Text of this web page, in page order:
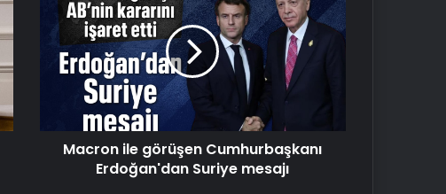
Nişantaşı Üniversitesi’nden 2026 YKS
Adaylarına Çifte Güvence: Sabit
Ücret ve Kesintisiz Burs
Serjoy : Dijital Medya Ajansı, Google
Reklam Ajansı, SEO Ajansı ve Web
Tasarım Ajansı
görüşen
Cumhurbaşkanı
Erdoğan'dan
Suriye
Macron ile görüşen Cumhurbaşkanı
Erdoğan'dan Suriye mesajı